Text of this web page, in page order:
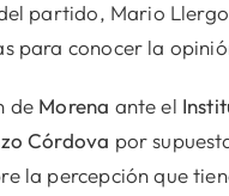
partido, Mario
para conocer la
de Morena ante el
Córdova por
la percepción que